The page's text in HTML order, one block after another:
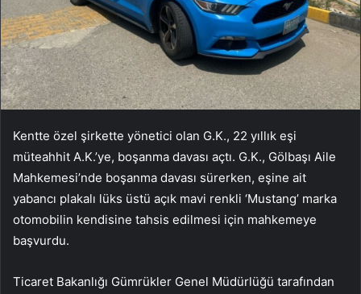
Kentte özel şirkette yönetici olan G.K., 22 yıllık eşi
müteahhit A.K.’ye, boşanma davası açtı. G.K., Gölbaşı Aile
Mahkemesi’nde boşanma davası sürerken, eşine ait
yabancı plakalı lüks üstü açık mavi renkli ‘Mustang’ marka
otomobilin kendisine tahsis edilmesi için mahkemeye
başvurdu.
Ticaret Bakanlığı Gümrükler Genel Müdürlüğü tarafından